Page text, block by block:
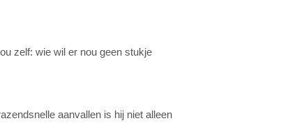
zelf: wie wil er nou geen stukje
aanvallen is hij niet alleen